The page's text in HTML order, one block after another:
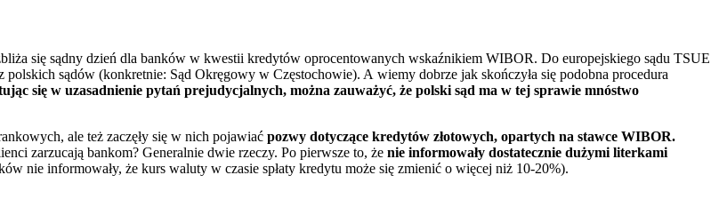
się sądny dzień dla banków w kwestii kredytów oprocentowanych wskaźnikiem WIBOR. Do europejskiego sądu TSUE
sądów (konkretnie: Sąd Okręgowy w Częstochowie). A wiemy dobrze jak skończyła się podobna procedura
się w uzasadnienie pytań prejudycjalnych, można zauważyć, że polski sąd ma w tej sprawie mnóstwo
ale też zaczęły się w nich pojawiać pozwy dotyczące kredytów złotowych, opartych na stawce WIBOR.
zarzucają bankom? Generalnie dwie rzeczy. Po pierwsze to, że nie informowały dostatecznie dużymi literkami
nie informowały, że kurs waluty w czasie spłaty kredytu może się zmienić o więcej niż 10-20%).